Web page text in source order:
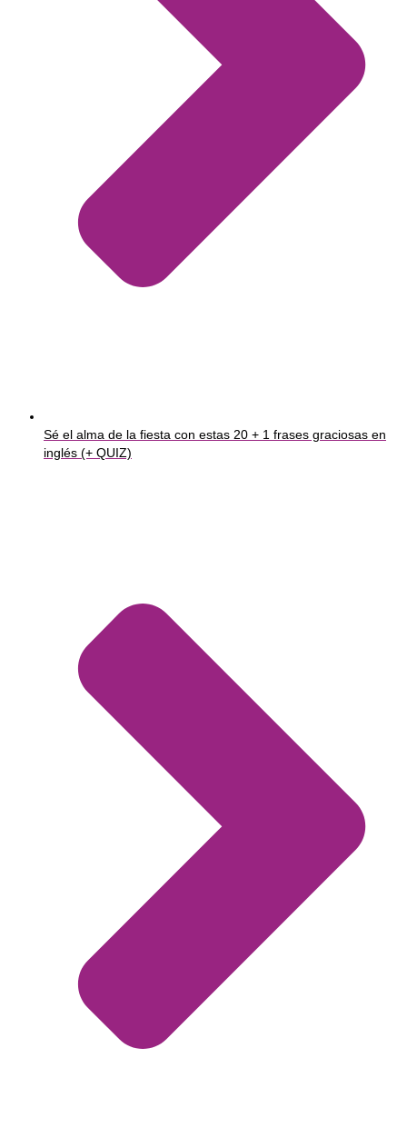
Sé el alma de la fiesta con estas 20 + 1 frases graciosas en
inglés (+ QUIZ)